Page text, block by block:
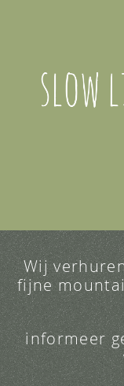
Wij
fijne
informeer